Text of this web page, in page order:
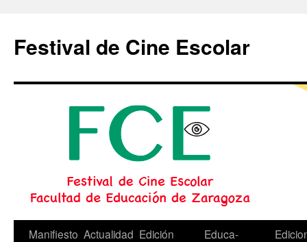
Festival de Cine Escolar
Saltar
Manifiesto Actualidad Edición
Educa-